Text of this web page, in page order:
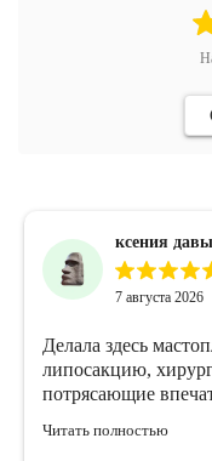
ксения
7 августа 2026
Делала здесь
липосакцию,
потрясающие
вежливые, условия
Читать полностью